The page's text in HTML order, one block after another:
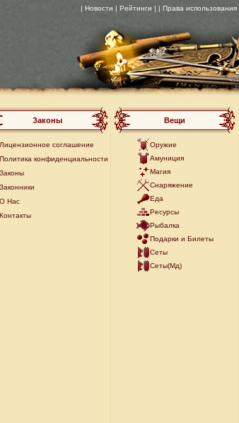
| Новости | Рейтинги | | Права использования
Законы Вещи
Лицензионное соглашение
Политика конфиденциальности
Законы
Законники
О Нас
Контакты
Оружие
Амуниция
Магия
Снаряжение
Еда
Ресурсы
Рыбалка
Подарки и Билеты
Сеты
Сеты(Мд)